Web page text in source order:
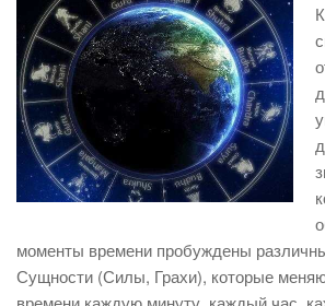
моменты времени пробуждены
Сущности (Силы, Грахи), которые